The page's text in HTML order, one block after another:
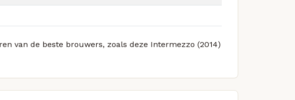
van de beste brouwers, zoals deze Intermezzo (2014)